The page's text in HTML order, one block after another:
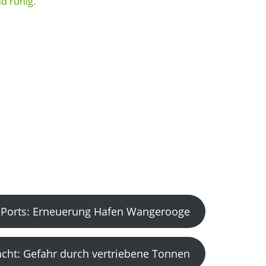
Erneuerung Hafen Wangerooge
Gefahr durch vertriebene Tonnen